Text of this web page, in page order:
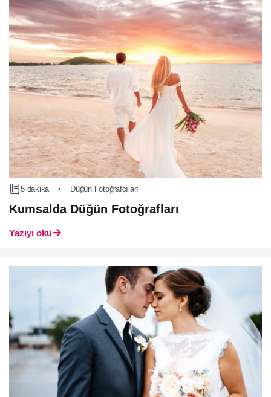
5 dakika • Düğün Fotoğrafçıları
Kumsalda Düğün Fotoğrafları
Yazıyı oku